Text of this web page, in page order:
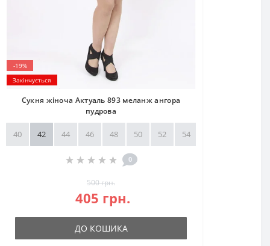
-19%
Закінчується
Сукня жіноча Актуаль 893 меланж ангора
пудрова
40 42 44 46 48 50 52 54
0
500 грн.
405 грн.
ДО КОШИКА